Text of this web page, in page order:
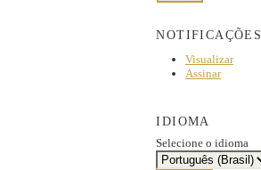
NOTIFICAÇÕES
Visualizar
Assinar
IDIOMA
Selecione o idioma